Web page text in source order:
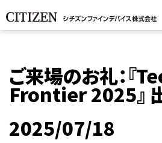
ご来場のお礼：『
Frontier 2025』
2025/07/18